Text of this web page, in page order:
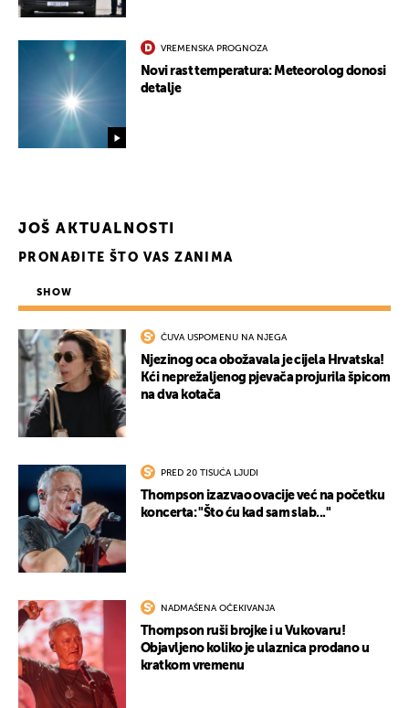
VREMENSKA PROGNOZA
Novi rast temperatura: Meteorolog donosi
detalje
JOŠ AKTUALNOSTI
PRONAĐITE ŠTO VAS ZANIMA
SHOW
ČUVA USPOMENU NA NJEGA
Njezinog oca obožavala je cijela Hrvatska!
Kći neprežaljenog pjevača projurila špicom
na dva kotača
PRED 20 TISUĆA LJUDI
Thompson izazvao ovacije već na početku
koncerta: "Što ću kad sam slab..."
NADMAŠENA OČEKIVANJA
Thompson ruši brojke i u Vukovaru!
Objavljeno koliko je ulaznica prodano u
kratkom vremenu